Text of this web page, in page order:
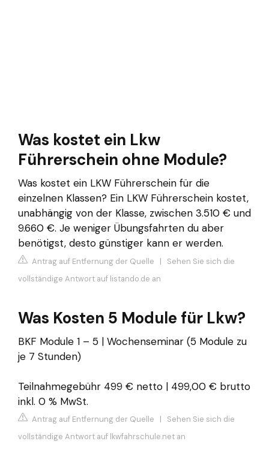
Was kostet ein Lkw
Führerschein ohne Module?
Was kostet ein LKW Führerschein für die
einzelnen Klassen? Ein LKW Führerschein kostet,
unabhängig von der Klasse, zwischen 3.510 € und
9.660 €. Je weniger Übungsfahrten du aber
benötigst, desto günstiger kann er werden.
Antrag auf Entfernung der Quelle | Sehen Sie sich die
vollständige Antwort auf listando.de an
Was Kosten 5 Module für Lkw?
BKF Module 1 – 5 | Wochenseminar (5 Module zu
je 7 Stunden)
Teilnahmegebühr 499 € netto | 499,00 € brutto
inkl. 0 % MwSt.
Antrag auf Entfernung der Quelle | Sehen Sie sich die
vollständige Antwort auf lkwfahrschule.net an